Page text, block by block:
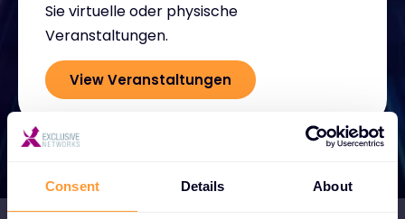
Consent Details About
Sie virtuelle oder physische
Veranstaltungen.
View Veranstaltungen